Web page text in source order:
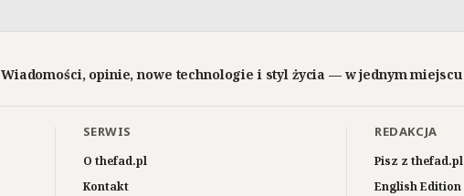
Wiadomości, opinie, nowe technologie i styl życia — w jednym miejscu
SERWIS
O thefad.pl
Kontakt
REDAKCJA
Pisz z thefad.pl
English Edition